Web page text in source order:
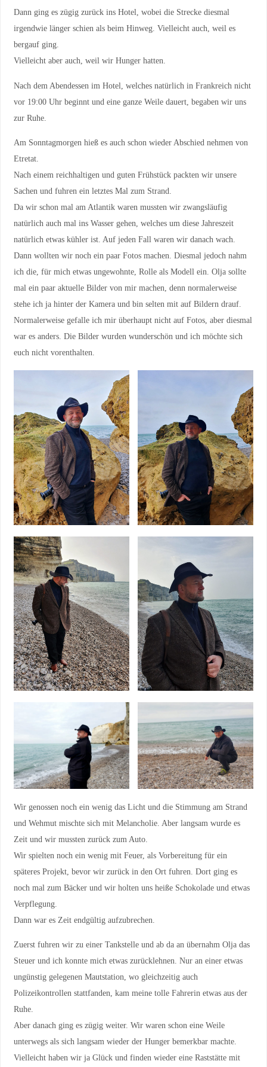
Dann ging es zügig zurück ins Hotel, wobei die Strecke diesmal
irgendwie länger schien als beim Hinweg. Vielleicht auch, weil es
bergauf ging.
Vielleicht aber auch, weil wir Hunger hatten.
Nach dem Abendessen im Hotel, welches natürlich in Frankreich nicht
vor 19:00 Uhr beginnt und eine ganze Weile dauert, begaben wir uns
zur Ruhe.
Am Sonntagmorgen hieß es auch schon wieder Abschied nehmen von
Etretat.
Nach einem reichhaltigen und guten Frühstück packten wir unsere
Sachen und fuhren ein letztes Mal zum Strand.
Da wir schon mal am Atlantik waren mussten wir zwangsläufig
natürlich auch mal ins Wasser gehen, welches um diese Jahreszeit
natürlich etwas kühler ist. Auf jeden Fall waren wir danach wach.
Dann wollten wir noch ein paar Fotos machen. Diesmal jedoch nahm
ich die, für mich etwas ungewohnte, Rolle als Modell ein. Olja sollte
mal ein paar aktuelle Bilder von mir machen, denn normalerweise
stehe ich ja hinter der Kamera und bin selten mit auf Bildern drauf.
Normalerweise gefalle ich mir überhaupt nicht auf Fotos, aber diesmal
war es anders. Die Bilder wurden wunderschön und ich möchte sich
euch nicht vorenthalten.
Wir genossen noch ein wenig das Licht und die Stimmung am Strand
und Wehmut mischte sich mit Melancholie. Aber langsam wurde es
Zeit und wir mussten zurück zum Auto.
Wir spielten noch ein wenig mit Feuer, als Vorbereitung für ein
späteres Projekt, bevor wir zurück in den Ort fuhren. Dort ging es
noch mal zum Bäcker und wir holten uns heiße Schokolade und etwas
Verpflegung.
Dann war es Zeit endgültig aufzubrechen.
Zuerst fuhren wir zu einer Tankstelle und ab da an übernahm Olja das
Steuer und ich konnte mich etwas zurücklehnen. Nur an einer etwas
ungünstig gelegenen Mautstation, wo gleichzeitig auch
Polizeikontrollen stattfanden, kam meine tolle Fahrerin etwas aus der
Ruhe.
Aber danach ging es zügig weiter. Wir waren schon eine Weile
unterwegs als sich langsam wieder der Hunger bemerkbar machte.
Vielleicht haben wir ja Glück und finden wieder eine Raststätte mit